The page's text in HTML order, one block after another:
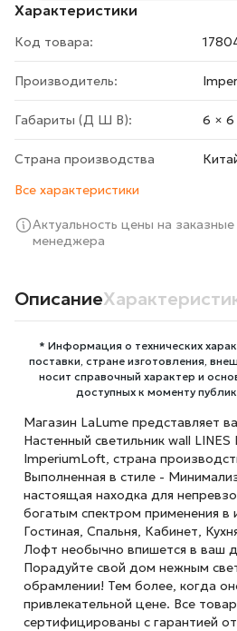
Характеристики
Код товара:
Производитель:
Габариты (Д Ш В): 6 × 6
Страна производства
Все характеристики
Актуальность цены на
менеджера
Описание
* Информация о технических
поставки, стране изготовления,
носит справочный характер и
доступных к моменту
Магазин LaLume представляет
Настенный светильник wall LINES
ImperiumLoft, страна
Выполненная в стиле -
настоящая находка для
богатым спектром применения в
Гостиная, Спальня, Кабинет,
Лофт необычно впишется в ваш
Порадуйте свой дом нежным
обрамлении! Тем более, когда
привлекательной цене. Все
сертифицированы с гарантией